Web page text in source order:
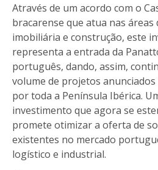
Através de um acordo com o
bracarense que atua nas áreas
imobiliária e construção, este
representa a entrada da
português, dando, assim,
volume de projetos
por toda a Península Ibérica.
investimento que agora se
promete otimizar a oferta de
existentes no mercado
logístico e industrial.